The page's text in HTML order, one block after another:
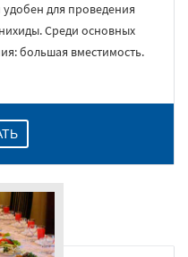
для проведения
Среди основных
большая вместимость.